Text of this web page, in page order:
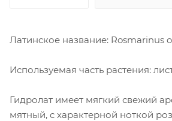
Латинское название: Rosmarinus
Используемая часть растения:
Гидролат имеет мягкий свежий
мятный, с характерной ноткой